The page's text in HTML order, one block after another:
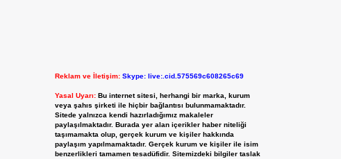
Reklam ve İletişim: Skype: live:.cid.575569c608265c69
Yasal Uyarı: Bu internet sitesi, herhangi bir marka, kurum
veya şahıs şirketi ile hiçbir bağlantısı bulunmamaktadır.
Sitede yalnızca kendi hazırladığımız makaleler
paylaşılmaktadır. Burada yer alan içerikler haber niteliği
taşımamakta olup, gerçek kurum ve kişiler hakkında
paylaşım yapılmamaktadır. Gerçek kurum ve kişiler ile isim
benzerlikleri tamamen tesadüfidir. Sitemizdeki bilgiler taslak